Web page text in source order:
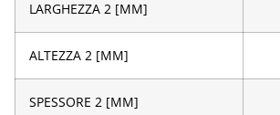
LARGHEZZA 2 [MM]
ALTEZZA 2 [MM]
SPESSORE 2 [MM]